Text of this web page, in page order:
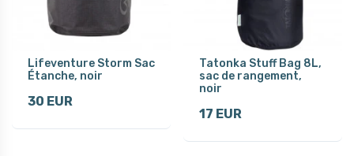
Lifeventure Storm Sac
Étanche, noir
30 EUR
Tatonka Stuff Bag 8L,
sac de rangement,
noir
17 EUR